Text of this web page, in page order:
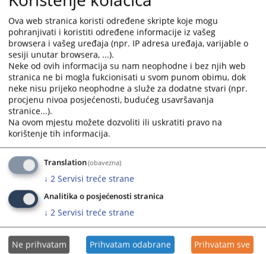
calendar
and
select
a
date.
Press
the
question
mark
to
get
the
keyboard
shortcuts
changing
dates.
calendar
and
select
a
date.
Press
the
question
mark
get
the
keyboard
shortcuts
changing
dates.
21.05.2025.
13.05.2025.
Obavještenje o nabavci putničkog motornog vozila- dvije
limuzine
Ova web stranica koristi određene skripte koje mogu
pohranjivati i koristiti određene informacije iz vašeg
browsera i vašeg uređaja (npr. IP adresa uređaja, varijable o
sesiji unutar browsera, ...).
Neke od ovih informacija su nam neophodne i bez njih web
stranica ne bi mogla fukcionisati u svom punom obimu, dok
neke nisu prijeko neophodne a služe za dodatne stvari (npr.
procjenu nivoa posjećenosti, budućeg usavršavanja
stranice...).
Na ovom mjestu možete dozvoliti ili uskratiti pravo na
korištenje tih informacija.
Translation(obavezna)
↓ 2 Servisi treće strane
Analitika o posjećenosti stranica
↓ 2 Servisi treće strane
Ne prihvatam Prihvatam odabrane Prihvatam sve